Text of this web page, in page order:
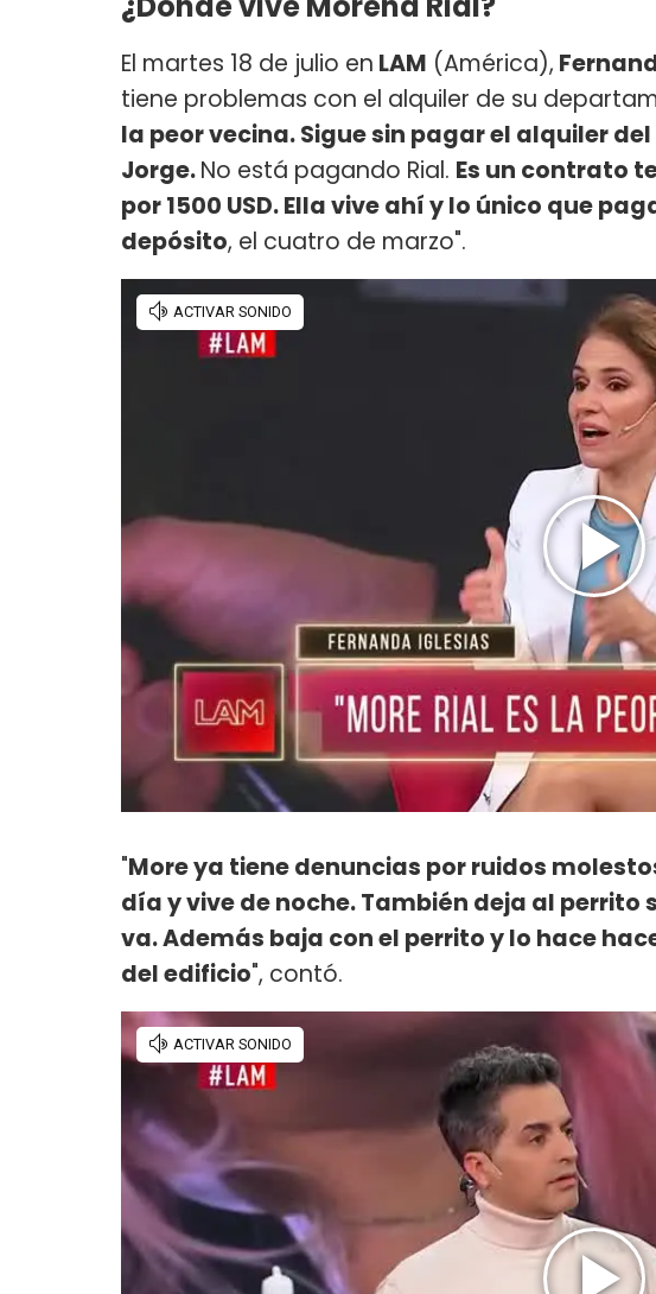
El martes 18 de julio en LAM (América),
tiene problemas con el alquiler de su
la peor vecina. Sigue sin pagar el alquiler
Jorge.No está pagando Rial. Es un contrato
por 1500 USD. Ella vive ahí y lo único que
depósito, el cuatro de marzo".
"More ya tiene denuncias por ruidos
día y vive de noche. También deja al perrito
va. Además baja con el perrito y lo hace
del edificio", contó.